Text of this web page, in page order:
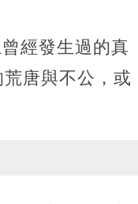
經發生過的真
唐與不公，或